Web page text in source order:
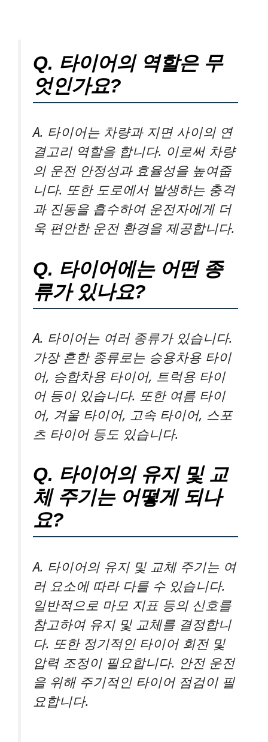
Q. 타이어의 역할은 무
엇인가요?
A. 타이어는 차량과 지면 사이의 연
결고리 역할을 합니다. 이로써 차량
의 운전 안정성과 효율성을 높여줍
니다. 또한 도로에서 발생하는 충격
과 진동을 흡수하여 운전자에게 더
욱 편안한 운전 환경을 제공합니다.
Q. 타이어에는 어떤 종
류가 있나요?
A. 타이어는 여러 종류가 있습니다.
가장 흔한 종류로는 승용차용 타이
어, 승합차용 타이어, 트럭용 타이
어 등이 있습니다. 또한 여름 타이
어, 겨울 타이어, 고속 타이어, 스포
츠 타이어 등도 있습니다.
Q. 타이어의 유지 및 교
체 주기는 어떻게 되나
요?
A. 타이어의 유지 및 교체 주기는 여
러 요소에 따라 다를 수 있습니다.
일반적으로 마모 지표 등의 신호를
참고하여 유지 및 교체를 결정합니
다. 또한 정기적인 타이어 회전 및
압력 조정이 필요합니다. 안전 운전
을 위해 주기적인 타이어 점검이 필
요합니다.